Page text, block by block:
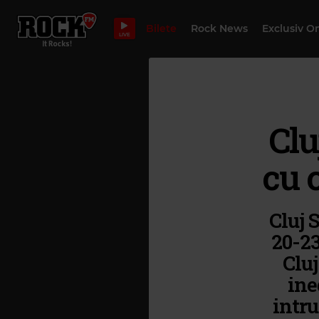
LIVE Bilete Rock News Exclusiv
cu
Cluj
20-